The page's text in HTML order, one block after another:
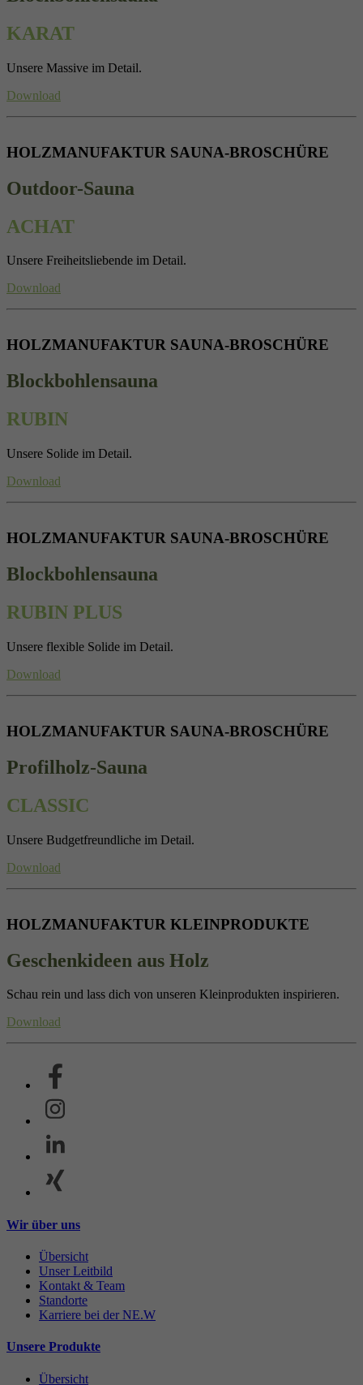
KARAT
Unsere Massive im Detail.
Download
HOLZMANUFAKTUR SAUNA-BROSCHÜRE
Outdoor-Sauna
ACHAT
Unsere Freiheitsliebende im Detail.
Download
HOLZMANUFAKTUR SAUNA-BROSCHÜRE
Blockbohlensauna
RUBIN
Unsere Solide im Detail.
Download
HOLZMANUFAKTUR SAUNA-BROSCHÜRE
Blockbohlensauna
RUBIN PLUS
Unsere flexible Solide im Detail.
Download
HOLZMANUFAKTUR SAUNA-BROSCHÜRE
Profilholz-Sauna
CLASSIC
Unsere Budgetfreundliche im Detail.
Download
HOLZMANUFAKTUR KLEINPRODUKTE
Geschenkideen aus Holz
Schau rein und lass dich von unseren Kleinprodukten inspirieren.
Download
Wir über uns
Übersicht
Unser Leitbild
Kontakt & Team
Standorte
Karriere bei der NE.W
Unsere Produkte
Übersicht